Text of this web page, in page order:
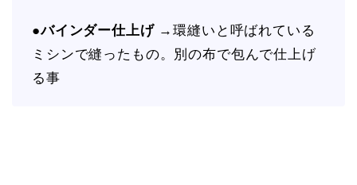
●バインダー仕上げ→環縫いと呼ばれている
ミシンで縫ったもの。別の布で包んで仕上げ
る事